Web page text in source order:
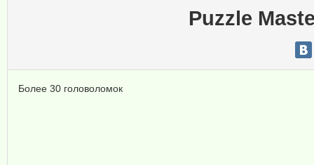
Puzzle
Более 30 головоломок